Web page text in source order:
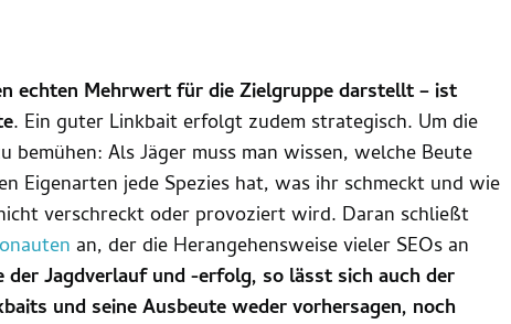
echten Mehrwert für die Zielgruppe darstellt – ist
. Ein guter Linkbait erfolgt zudem strategisch. Um die
bemühen: Als Jäger muss man wissen, welche Beute
Eigenarten jede Spezies hat, was ihr schmeckt und wie
verschreckt oder provoziert wird. Daran schließt
an, der die Herangehensweise vieler SEOs an
der Jagdverlauf und -erfolg, so lässt sich auch der
und seine Ausbeute weder vorhersagen, noch